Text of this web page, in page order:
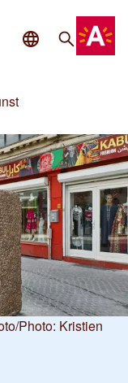
Photo: Kristien